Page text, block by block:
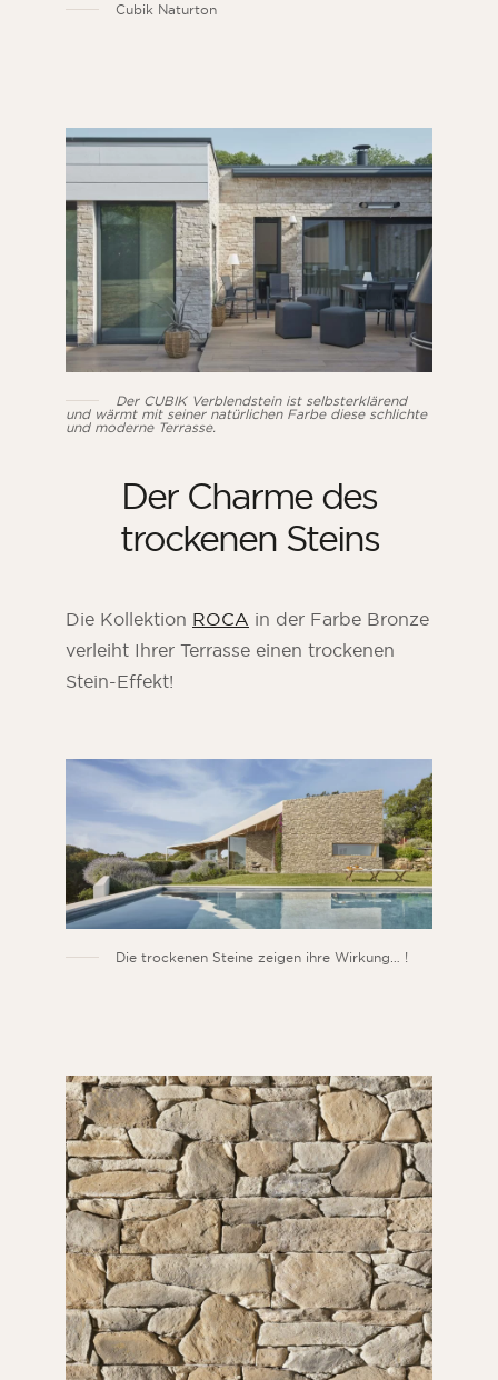
Cubik Naturton
Der CUBIK Verblendstein ist selbsterklärend
und wärmt mit seiner natürlichen Farbe diese schlichte
und moderne Terrasse.
Der Charme des
trockenen Steins
Die Kollektion ROCA in der Farbe Bronze
verleiht Ihrer Terrasse einen trockenen
Stein-Effekt!
Die trockenen Steine zeigen ihre Wirkung… !